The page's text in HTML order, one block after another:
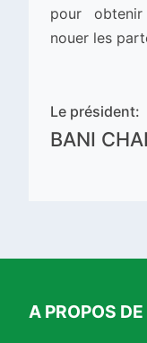
pour
nouer les
Le président:
BANI
A PROPOS